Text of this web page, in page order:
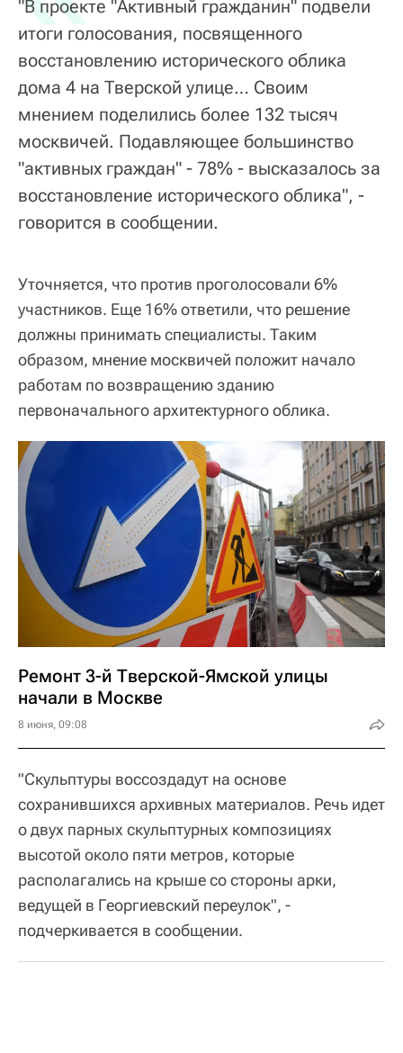
"В проекте "Активный гражданин" подвели
итоги голосования, посвященного
восстановлению исторического облика
дома 4 на Тверской улице… Своим
мнением поделились более 132 тысяч
москвичей. Подавляющее большинство
"активных граждан" - 78% - высказалось за
восстановление исторического облика", -
говорится в сообщении.
Уточняется, что против проголосовали 6%
участников. Еще 16% ответили, что решение
должны принимать специалисты. Таким
образом, мнение москвичей положит начало
работам по возвращению зданию
первоначального архитектурного облика.
Ремонт 3-й Тверской-Ямской улицы
начали в Москве
8 июня, 09:08
"Скульптуры воссоздадут на основе
сохранившихся архивных материалов. Речь идет
о двух парных скульптурных композициях
высотой около пяти метров, которые
располагались на крыше со стороны арки,
ведущей в Георгиевский переулок", -
подчеркивается в сообщении.